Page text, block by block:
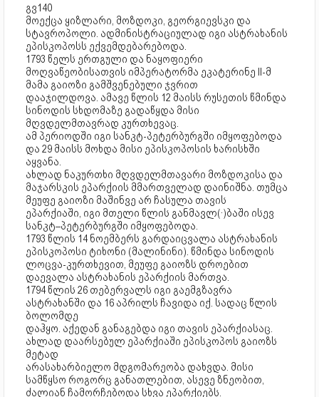
გვ140
მოექცა ყიზლარი, მოზდოკი, გეორგიევსკი და
სტავროპოლი. ადმინისტრაციულად იგი ასტრახანის
ეპისკოპოსს ექვემდებარებოდა.
1793 წელს ერთგული და ნაყოფიერი
მოღვაწეობისათვის იმპერატორმა ეკატერინე II-მ
მამა გაიოზი გამშვენებული ჯვრით
დააჯილდოვა. ამავე წლის 12 მაისს რუსეთის წმინდა
სინოდის სხდომაზე გადაწყდა მისი
მღვდელმთავრად კურთხევაც.
ამ პერიოდში იგი სანკტ-პეტერბურგში იმყოფებოდა
და 29 მაისს მოხდა მისი ეპისკოპოსის ხარისხში
აყვანა.
ახლად ნაკურთხი მღვდელმთავარი მოზდოკისა და
მაჯარსკის ეპარქიის მმართველად დაინიშნა. თუმცა
მეუფე გაიოზი მაშინვე არ ჩასულა თავის
ეპარქიაში, იგი მთელი წლის განმავლ(·)ბაში ისევ
სანკტ–პეტერბურგში იმყოფებოდა.
1793 წლის 14 ნოემბერს გარდაიცვალა ასტრახანის
ეპისკოპოსი ტიხონი (მალინინი). წმინდა სინოდის
ლოცვა-კურთხევით, მეუფე გაიოზს დროებით
დაევალა ასტრახანის ეპარქიის მართვა.
1794 წლის 26 თებერვალს იგი გაემგზავრა
ასტრახანში და 16 აპრილს ჩავიდა იქ. სადაც წლის
ბოლომდე
დაჰყო. აქედან განაგებდა იგი თავის ეპარქიასაც.
ახლად დაარსებულ ეპარქიაში ეპისკოპოს გაიოზს
მეტად
არასახარბიელო მდგომარეობა დახვდა. მისი
სამწყსო როგორც განათლებით, ასევე ზნეობით,
ძალიან ჩამორჩებოდა სხვა ეპარქიებს.